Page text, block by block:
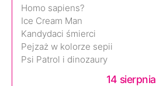
Homo sapiens?
Ice Cream Man
Kandydaci śmierci
Pejzaż w kolorze sepii
Psi Patrol i dinozaury
14 sierpnia